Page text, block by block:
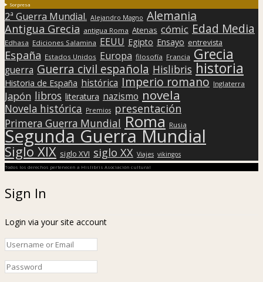
Sorpresa
2ª Guerra Mundial. Alejandro Magno Alemania
Antigua Grecia antigua Roma Atenas cómic Edad Media
Edhasa Ediciones Salamina EEUU Egipto Ensayo entrevista
España Estados Unidos Europa filosofía Francia Grecia
guerra Guerra civil española Hislibris historia
Historia de España histórica Imperio romano Inglaterra
Japón libros literatura nazismo novela
Novela histórica Premios presentación
Primera Guerra Mundial Roma Rusia
Segunda Guerra Mundial
Siglo XIX siglo XVI siglo XX Viajes vikingos
Todos los derechos pertenecen a Hislibris Asociación cultural
Sign In
Login via your site account